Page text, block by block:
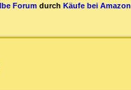
Forum durch Käufe bei Amazon